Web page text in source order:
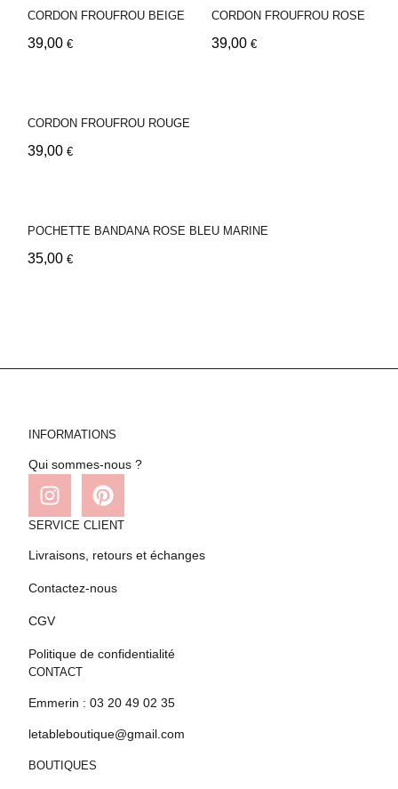
CORDON FROUFROU BEIGE
39,00 €
CORDON FROUFROU ROSE
39,00 €
CORDON FROUFROU ROUGE
39,00 €
POCHETTE BANDANA ROSE BLEU MARINE
35,00 €
INFORMATIONS
Qui sommes-nous ?
SERVICE CLIENT
Livraisons, retours et échanges
Contactez-nous
CGV
Politique de confidentialité
CONTACT
Emmerin : 03 20 49 02 35
letableboutique@gmail.com
BOUTIQUES